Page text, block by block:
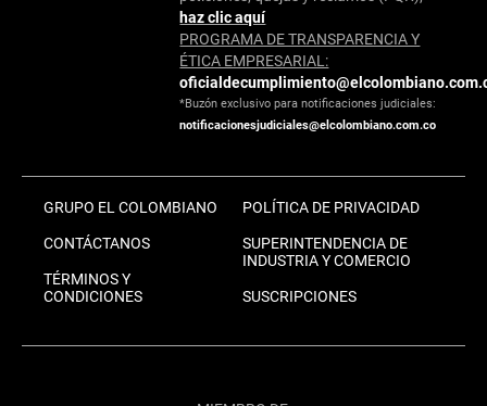
haz clic aquí
PROGRAMA DE TRANSPARENCIA Y
ÉTICA EMPRESARIAL:
*Buzón exclusivo para notificaciones judiciales:
notificacionesjudiciales@elcolombiano.com.co
GRUPO EL COLOMBIANO
CONTÁCTANOS
TÉRMINOS Y
CONDICIONES
POLÍTICA DE PRIVACIDAD
SUPERINTENDENCIA DE
INDUSTRIA Y COMERCIO
SUSCRIPCIONES